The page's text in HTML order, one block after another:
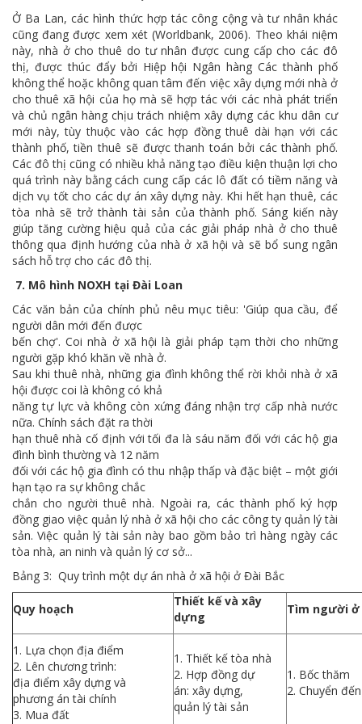
Ở Ba Lan, các hình thức hợp tác công cộng và tư nhân khác
cũng đang được xem xét (Worldbank, 2006). Theo khái niệm
này, nhà ở cho thuê do tư nhân được cung cấp cho các đô
thị, được thúc đẩy bởi Hiệp hội Ngân hàng Các thành phố
không thể hoặc không quan tâm đến việc xây dựng mới nhà ở
cho thuê xã hội của họ mà sẽ hợp tác với các nhà phát triển
và chủ ngân hàng chịu trách nhiệm xây dựng các khu dân cư
mới này, tùy thuộc vào các hợp đồng thuê dài hạn với các
thành phố, tiền thuê sẽ được thanh toán bởi các thành phố.
Các đô thị cũng có nhiều khả năng tạo điều kiện thuận lợi cho
quá trình này bằng cách cung cấp các lô đất có tiềm năng và
dịch vụ tốt cho các dự án xây dựng này. Khi hết hạn thuê, các
tòa nhà sẽ trở thành tài sản của thành phố. Sáng kiến này
giúp tăng cường hiệu quả của các giải pháp nhà ở cho thuê
thông qua định hướng của nhà ở xã hội và sẽ bổ sung ngân
sách hỗ trợ cho các đô thị.
7. Mô hình NOXH tại Đài Loan
Các văn bản của chính phủ nêu mục tiêu: 'Giúp qua cầu, để
người dân mới đến được
bến chợ'. Coi nhà ở xã hội là giải pháp tạm thời cho những
người gặp khó khăn về nhà ở.
Sau khi thuê nhà, những gia đình không thể rời khỏi nhà ở xã
hội được coi là không có khả
năng tự lực và không còn xứng đáng nhận trợ cấp nhà nước
nữa. Chính sách đặt ra thời
hạn thuê nhà cố định với tối đa là sáu năm đối với các hộ gia
đình bình thường và 12 năm
đối với các hộ gia đình có thu nhập thấp và đặc biệt – một giới
hạn tạo ra sự không chắc
chắn cho người thuê nhà. Ngoài ra, các thành phố ký hợp
đồng giao việc quản lý nhà ở xã hội cho các công ty quản lý tài
sản. Việc quản lý tài sản này bao gồm bảo trì hàng ngày các
tòa nhà, an ninh và quản lý cơ sở...
Bảng 3: Quy trình một dự án nhà ở xã hội ở Đài Bắc
Quy hoạch
Thiết kế và xây
dựng
Tìm người ở
1. Lựa chọn địa điểm
2. Lên chương trình:
địa điểm xây dựng và
phương án tài chính
3. Mua đất
1. Thiết kế tòa nhà
2. Hợp đồng dự
án: xây dựng,
quản lý tài sản
1. Bốc thăm
2. Chuyển